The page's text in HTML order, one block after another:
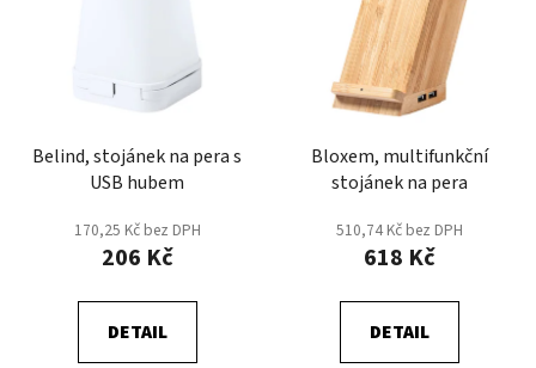
Belind, stojánek na pera s
USB hubem
170,25 Kč bez DPH
206 Kč
DETAIL
Bloxem, multifunkční
stojánek na pera
510,74 Kč bez DPH
618 Kč
DETAIL